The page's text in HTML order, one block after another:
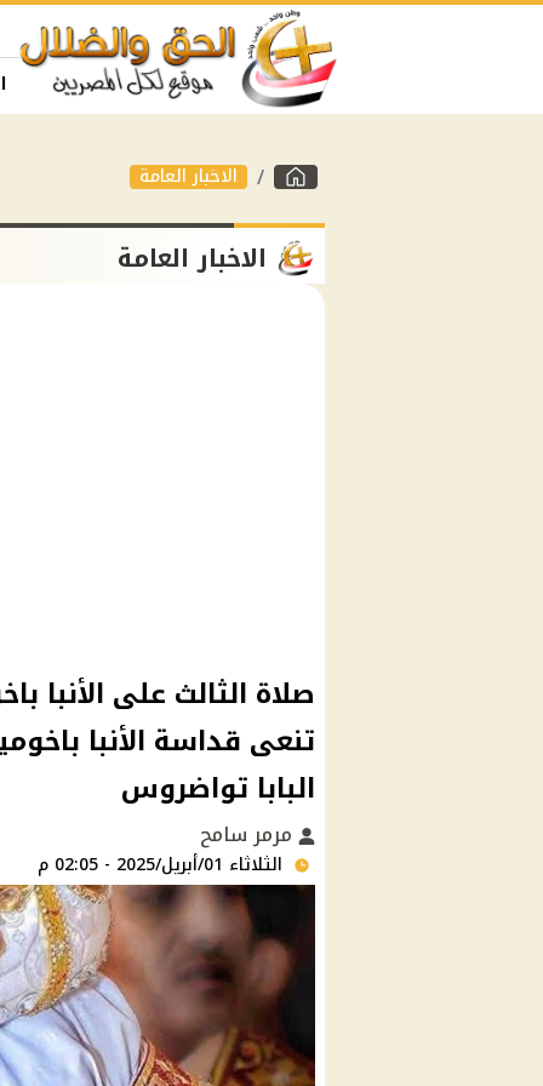
الاخبار العامة
الاخبار العامة
صلاة الثالث على
تنعى قداسة الأنبا
البابا تواضروس
مرمر سامح
الثلاثاء 01/أبريل/2025 - 02:05 م